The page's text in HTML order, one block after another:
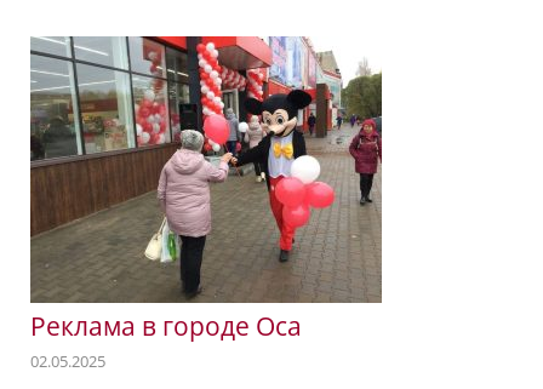
Реклама в городе Оса
02.05.2025